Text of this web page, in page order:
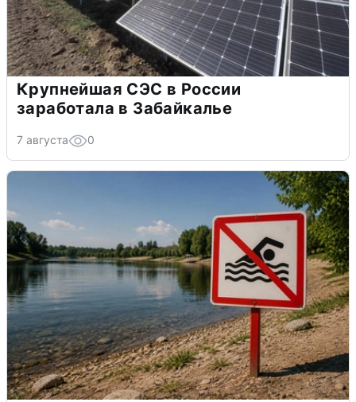
Крупнейшая СЭС в России
заработала в Забайкалье
7 августа 0